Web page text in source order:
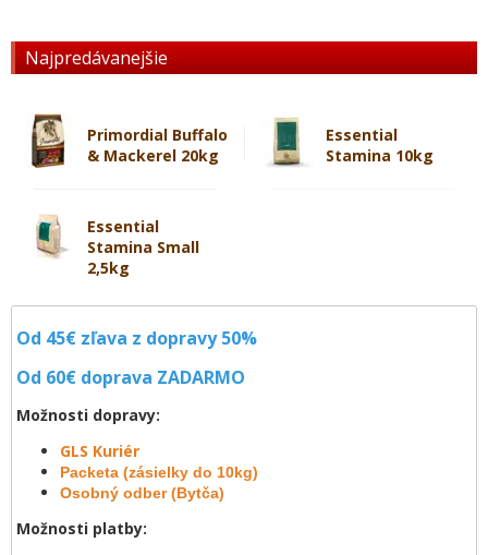
Od 45€ zľava z dopravy 50%
Od 60€ doprava ZADARMO
Možnosti dopravy:
GLS Kuriér
Packeta (zásielky do 10kg)
Osobný odber (Bytča)
Možnosti platby:
Najpredávanejšie
Primordial Buffalo
& Mackerel 20kg
Essential
Stamina 10kg
Essential
Stamina Small
2,5kg